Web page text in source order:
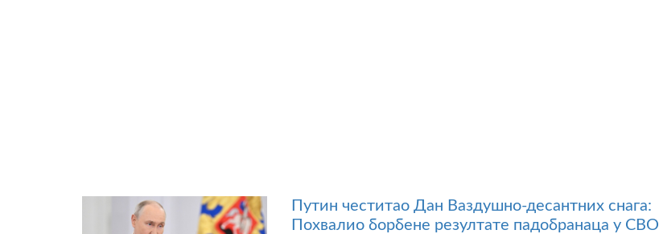
Путин честитао Дан Ваздушно-десантних снага:
Похвалио борбене резултате падобранаца у СВО